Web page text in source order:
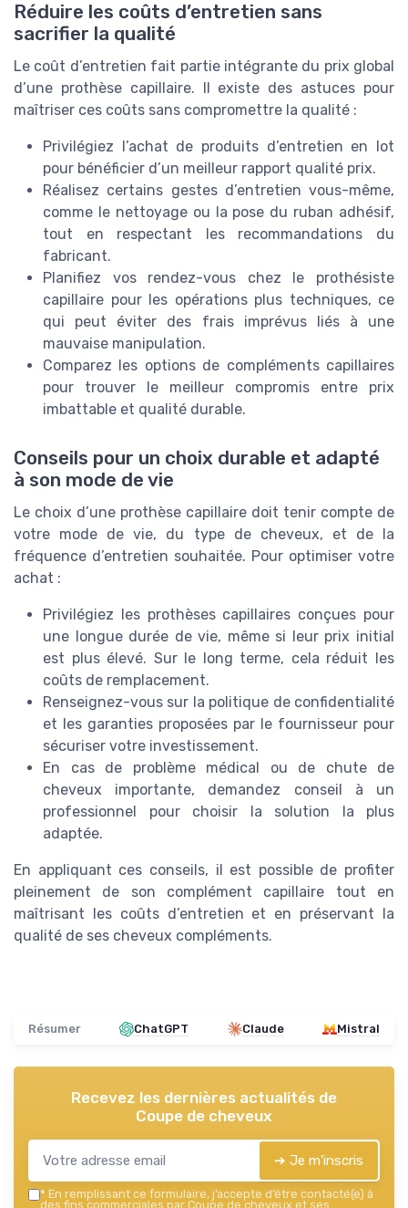
Réduire les coûts d’entretien sans
sacrifier la qualité
Le coût d’entretien fait partie intégrante du prix global
d’une prothèse capillaire. Il existe des astuces pour
maîtriser ces coûts sans compromettre la qualité :
Privilégiez l’achat de produits d’entretien en lot
pour bénéficier d’un meilleur rapport qualité prix.
Réalisez certains gestes d’entretien vous-même,
comme le nettoyage ou la pose du ruban adhésif,
tout en respectant les recommandations du
fabricant.
Planifiez vos rendez-vous chez le prothésiste
capillaire pour les opérations plus techniques, ce
qui peut éviter des frais imprévus liés à une
mauvaise manipulation.
Comparez les options de compléments capillaires
pour trouver le meilleur compromis entre prix
imbattable et qualité durable.
Conseils pour un choix durable et adapté
à son mode de vie
Le choix d’une prothèse capillaire doit tenir compte de
votre mode de vie, du type de cheveux, et de la
fréquence d’entretien souhaitée. Pour optimiser votre
achat :
Privilégiez les prothèses capillaires conçues pour
une longue durée de vie, même si leur prix initial
est plus élevé. Sur le long terme, cela réduit les
coûts de remplacement.
Renseignez-vous sur la politique de confidentialité
et les garanties proposées par le fournisseur pour
sécuriser votre investissement.
En cas de problème médical ou de chute de
cheveux importante, demandez conseil à un
professionnel pour choisir la solution la plus
adaptée.
En appliquant ces conseils, il est possible de profiter
pleinement de son complément capillaire tout en
maîtrisant les coûts d’entretien et en préservant la
qualité de ses cheveux compléments.
Résumer ChatGPT Claude Mistral
Recevez les dernières actualités de
Coupe de cheveux
➔ Je m'inscris
* En remplissant ce formulaire, j’accepte d’être contacté(e) à
des fins commerciales par Coupe de cheveux et ses